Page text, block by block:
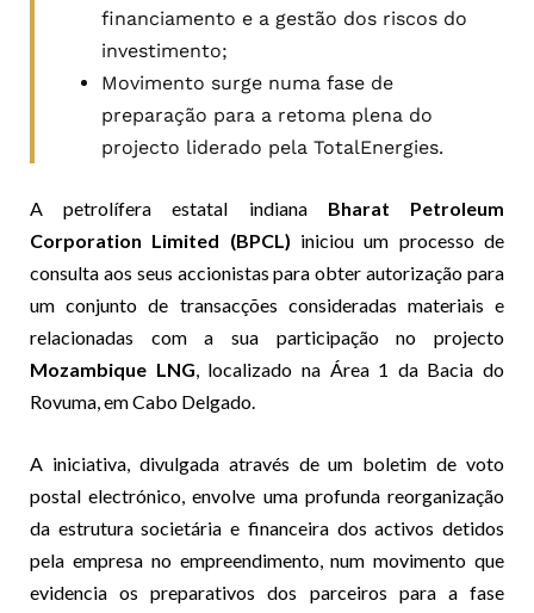
financiamento e a gestão dos riscos do
investimento;
Movimento surge numa fase de
preparação para a retoma plena do
projecto liderado pela TotalEnergies.
A petrolífera estatal indiana Bharat Petroleum
Corporation Limited (BPCL) iniciou um processo de
consulta aos seus accionistas para obter autorização para
um conjunto de transacções consideradas materiais e
relacionadas com a sua participação no projecto
Mozambique LNG, localizado na Área 1 da Bacia do
Rovuma, em Cabo Delgado.
A iniciativa, divulgada através de um boletim de voto
postal electrónico, envolve uma profunda reorganização
da estrutura societária e financeira dos activos detidos
pela empresa no empreendimento, num movimento que
evidencia os preparativos dos parceiros para a fase